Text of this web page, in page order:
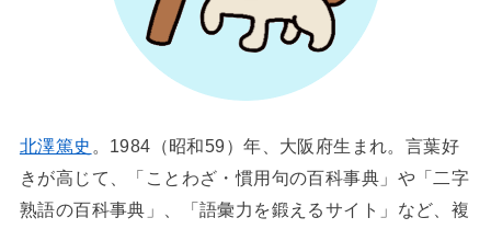
北澤篤史
。1984（昭和59）年、大阪府生まれ。言葉好
きが高じて、「ことわざ・慣用句の百科事典」や「二字
熟語の百科事典」、「語彙力を鍛えるサイト」など、複